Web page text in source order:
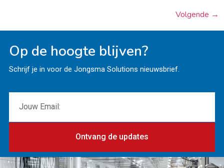
Volgende →
Op de hoogte blijven?
Schrijf je in voor de Jongsma Solutions nieuwsbrief.
Ontvang de updates